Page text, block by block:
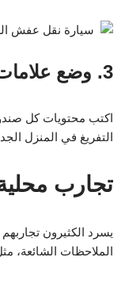
3. وضع علامات على الصناديق
اكتب محتويات كل
التفريغ في المنزل
تجارب
يسرد الكثيرون
الملاحظات الشائعة،